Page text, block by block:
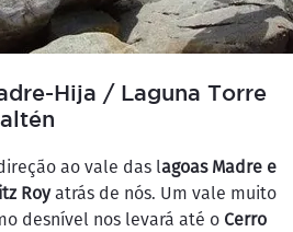
Hija / Laguna Torre
ao vale das lagoas Madre e
Royatrás de nós. Um vale muito
desnível nos levará até o Cerro